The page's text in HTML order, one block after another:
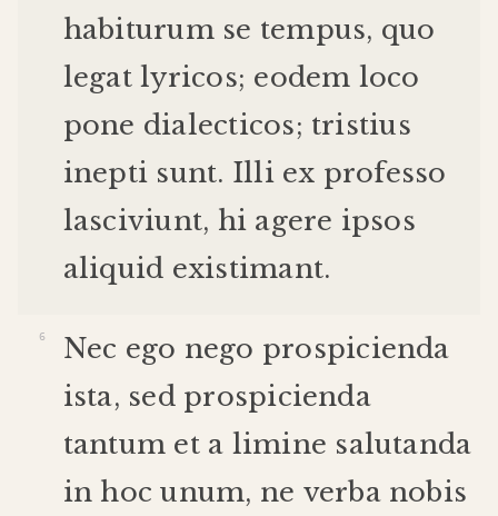
habiturum se tempus, quo
legat lyricos; eodem loco
pone dialecticos; tristius
inepti sunt. Illi ex professo
lasciviunt, hi agere ipsos
aliquid existimant.
Nec ego nego prospicienda
ista, sed prospicienda
tantum et a limine salutanda
in hoc unum, ne verba nobis